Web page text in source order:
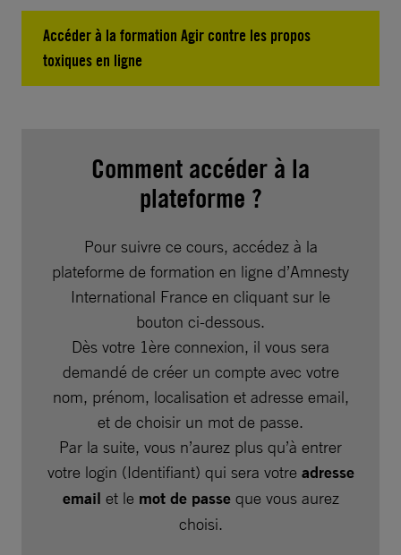
Accéder à la formation Agir contre les propos
toxiques en ligne
Comment accéder à la
plateforme ?
Pour suivre ce cours, accédez à la
plateforme de formation en ligne d’Amnesty
International France en cliquant sur le
bouton ci-dessous.
Dès votre 1ère connexion, il vous sera
demandé de créer un compte avec votre
nom, prénom, localisation et adresse email,
et de choisir un mot de passe.
Par la suite, vous n’aurez plus qu’à entrer
votre login (Identifiant) qui sera votre adresse
email et le mot de passeque vous aurez
choisi.